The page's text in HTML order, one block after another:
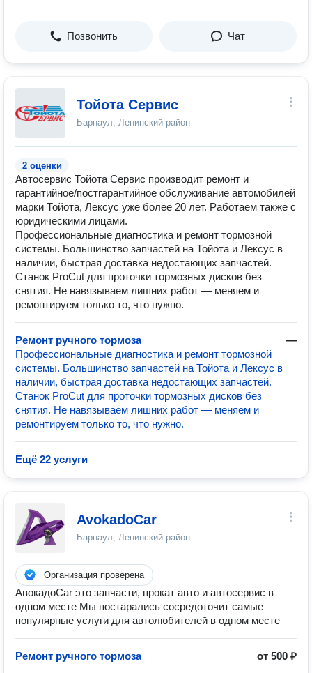
Позвонить Чат
Тойота Сервис
Барнаул, Ленинский район
2 оценки
Автосервис Тойота Сервис производит ремонт и
гарантийное/постгарантийное обслуживание автомобилей
марки Тойота, Лексус уже более 20 лет. Работаем также с
юридическими лицами.
Профессиональные диагностика и ремонт тормозной
системы. Большинство запчастей на Тойота и Лексус в
наличии, быстрая доставка недостающих запчастей.
Станок ProCut для проточки тормозных дисков без
снятия. Не навязываем лишних работ —​ меняем и
ремонтируем только то, что нужно​​.
Ремонт ручного тормоза
—
Профессиональные диагностика и ремонт тормозной
системы. Большинство запчастей на Тойота и Лексус в
наличии, быстрая доставка недостающих запчастей.
Станок ProCut для проточки тормозных дисков без
снятия. Не навязываем лишних работ —​ меняем и
ремонтируем только то, что нужно​​.
Ещё 22 услуги
AvokadoCar
Барнаул, Ленинский район
Организация проверена
АвокадоCar это запчасти, прокат авто и автосервис в
одном месте Мы постарались сосредоточит самые
популярные услуги для автолюбителей в одном месте
Ремонт ручного тормоза от 500 ₽